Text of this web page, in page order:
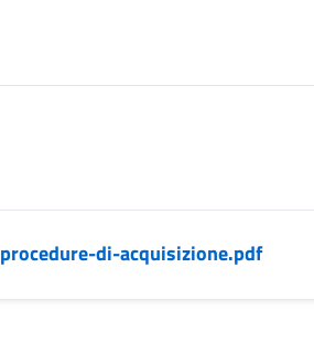
di-acquisizione.pdf